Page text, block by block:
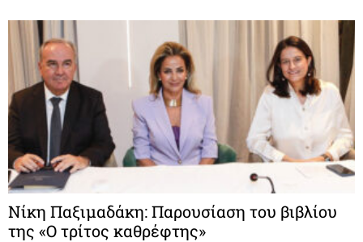
Νίκη Παξιμαδάκη: Παρουσίαση του βιβλίου
της «Ο τρίτος καθρέφτης»